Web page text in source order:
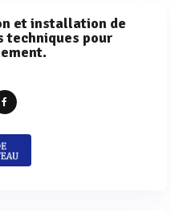
et installation de
techniques pour